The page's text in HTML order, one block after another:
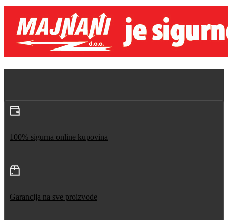
100% sigurna online kupovina
Garancija na sve proizvode